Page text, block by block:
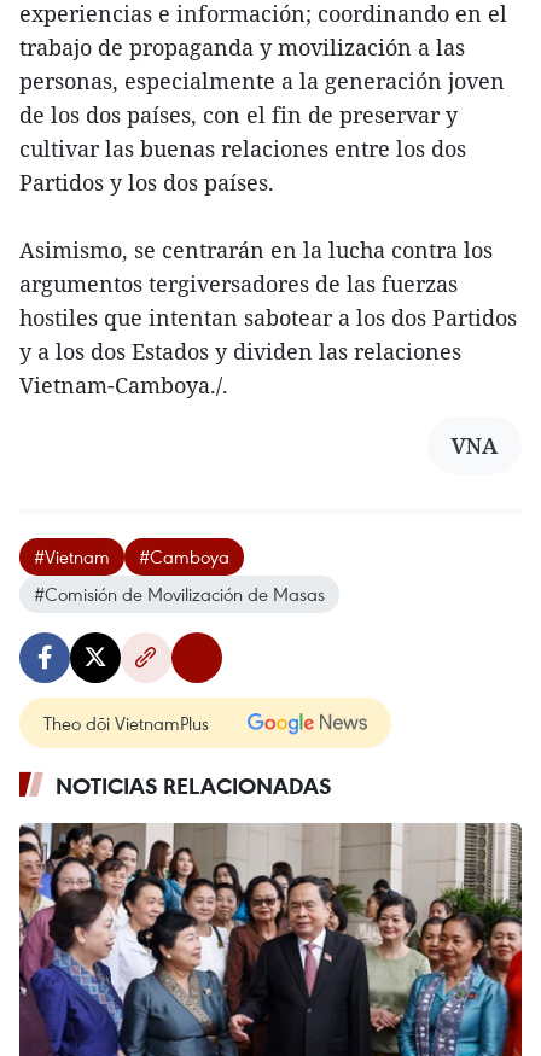
experiencias e información; coordinando en el
trabajo de propaganda y movilización a las
personas, especialmente a la generación joven
de los dos países, con el fin de preservar y
cultivar las buenas relaciones entre los dos
Partidos y los dos países.
Asimismo, se centrarán en la lucha contra los
argumentos tergiversadores de las fuerzas
hostiles que intentan sabotear a los dos Partidos
y a los dos Estados y dividen las relaciones
Vietnam-Camboya./.
VNA
#Vietnam
#Camboya
#Comisión de Movilización de Masas
Theo dõi VietnamPlus
NOTICIAS RELACIONADAS